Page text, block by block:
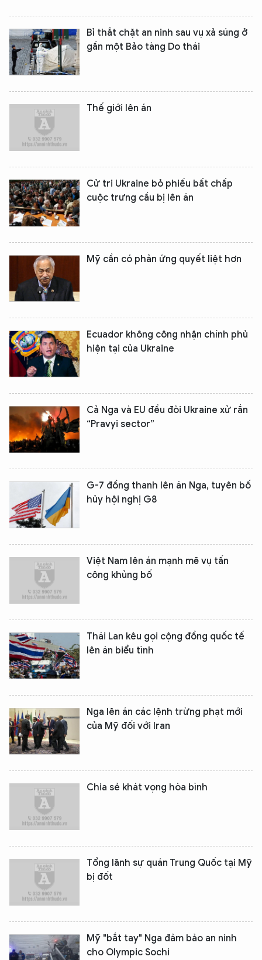
Bỉ thắt chặt an ninh sau vụ xả súng ở
gần một Bảo tàng Do thái
Thế giới lên án
Cử tri Ukraine bỏ phiếu bất chấp
cuộc trưng cầu bị lên án
Mỹ cần có phản ứng quyết liệt hơn
Ecuador không công nhận chính phủ
hiện tại của Ukraine
Cả Nga và EU đều đòi Ukraine xử rắn
“Pravyi sector”
G-7 đồng thanh lên án Nga, tuyên bố
hủy hội nghị G8
Việt Nam lên án mạnh mẽ vụ tấn
công khủng bố
Thái Lan kêu gọi cộng đồng quốc tế
lên án biểu tình
Nga lên án các lệnh trừng phạt mới
của Mỹ đối với Iran
Chia sẻ khát vọng hòa bình
Tổng lãnh sự quán Trung Quốc tại Mỹ
bị đốt
Mỹ "bắt tay" Nga đảm bảo an ninh
cho Olympic Sochi
XIN CHÀO,
TÔI LÀ CHATBOT CỦA
Hãy hỏi tôi bất kỳ điều gì bạn cần biết về
An Ninh Thủ Đô nhé. Tôi sẵn sàng hỗ trợ!